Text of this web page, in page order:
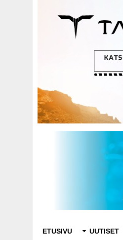
navigation
ETUSIVU UUTISET